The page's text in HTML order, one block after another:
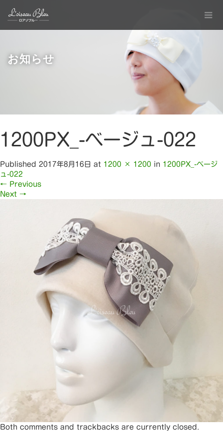
お知らせ
1200PX_-ベージュ-022
Published 2017年8月16日 at 1200 × 1200 in 1200PX_-ベージ
ュ-022
← Previous
Next →
Both comments and trackbacks are currently closed.